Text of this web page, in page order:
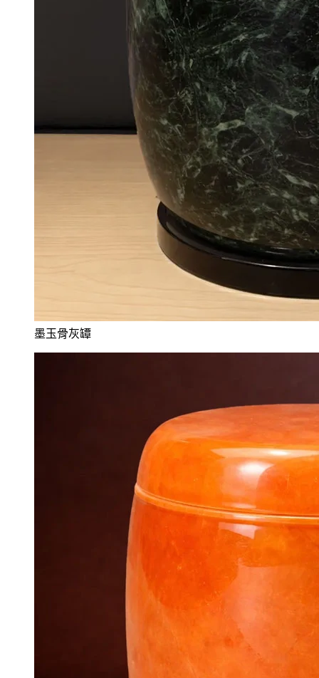
墨玉骨灰罈